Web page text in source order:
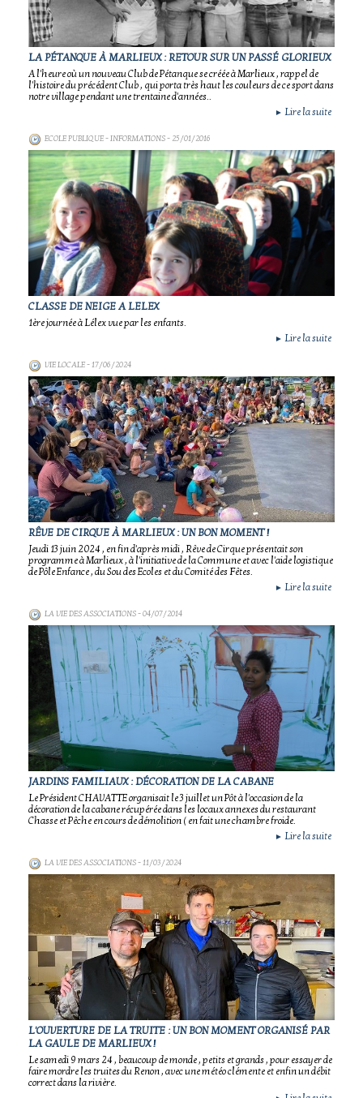
LA PÉTANQUE À MARLIEUX : RETOUR SUR UN PASSÉ GLORIEUX
A l'heure où un nouveau Club de Pétanque se créée à Marlieux , rappel de
l'histoire du précédent Club , qui porta très haut les couleurs de ce sport dans
notre village pendant une trentaine d'années..
► Lire la suite
ECOLE PUBLIQUE - INFORMATIONS- 25/01/2016
CLASSE DE NEIGE A LELEX
1ère journée à Lélex vue par les enfants.
► Lire la suite
VIE LOCALE- 17/06/2024
RÊVE DE CIRQUE À MARLIEUX : UN BON MOMENT !
Jeudi 13 juin 2024 , en fin d'après midi , Rêve de Cirque présentait son
programme à Marlieux , à l'initiative de la Commune et avec l'aide logistique
de Pôle Enfance , du Sou des Ecoles et du Comité des Fêtes.
► Lire la suite
LA VIE DES ASSOCIATIONS- 04/07/2014
JARDINS FAMILIAUX : DÉCORATION DE LA CABANE
Le Président CHAVATTE organisait le 3 juillet un Pôt à l'occasion de la
décoration de la cabane récupérée dans les locaux annexes du restaurant
Chasse et Pêche en cours de démolition ( en fait une chambre froide.
► Lire la suite
LA VIE DES ASSOCIATIONS- 11/03/2024
L'OUVERTURE DE LA TRUITE : UN BON MOMENT ORGANISÉ PAR
LA GAULE DE MARLIEUX !
Le samedi 9 mars 24 , beaucoup de monde , petits et grands , pour essayer de
faire mordre les truites du Renon , avec une météo clémente et enfin un débit
correct dans la rivière.